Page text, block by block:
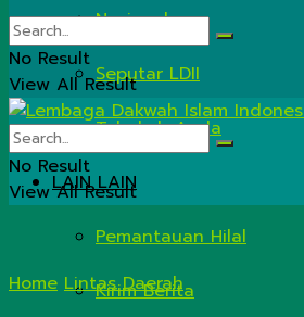
Nasional
Seputar LDII
Tahukah Anda
LAIN LAIN
Pemantauan Hilal
Kirim Berita
No Result
View All Result
No Result
View All Result
Home Lintas Daerah